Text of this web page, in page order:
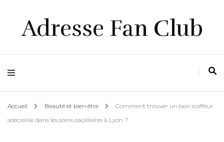
Adresse Fan Club
Accueil Beauté et bien être
Comment trouver un bon coiffeur
spécialisé dans les soins capillaires à Lyon ?